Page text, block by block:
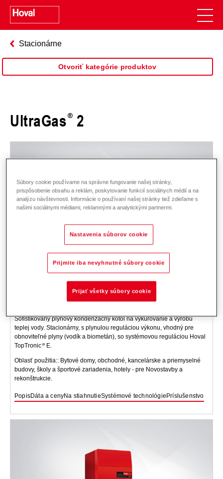
Stacionárne
Otvoriť kategórie produktov
UltraGas 2
2 (125-500)
Sofistikovaný plynový kondenzačný kotol na vykurovanie a výrobu
teplej vody. Stacionárny, s plynulou reguláciou výkonu, vhodný pre
obnoviteľné plyny (vodík a biometán), so systémovou reguláciou Hoval
TopTronic
E.
Oblasť použitia:: Bytové domy, obchodné, kancelárske a priemyselné
budovy, školy a športové zariadenia, hotely - pre Novostavby a
rekonštrukcie.
PopisDáta a cenyNa stiahnutieSystémové technológie Príslušenstvo
Súbory cookie používame na správne fungovanie našej stránky,
prispôsobenie obsahu a reklám, poskytovanie funkcií sociálnych médií a na
analýzu návštevnosti. Informácie o používaní našej stránky tiež zdieľame s
našimi sociálnymi médiami, reklamnými a analytickými partnermi.
Nastavenia súborov cookie
Prijmite iba nevyhnutné súbory cookie
Prijať všetky súbory cookie